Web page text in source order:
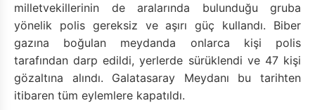
milletvekillerinin de aralarında bulunduğu gruba
yönelik polis gereksiz ve aşırı güç kullandı. Biber
gazına boğulan meydanda onlarca kişi polis
tarafından darp edildi, yerlerde sürüklendi ve 47 kişi
gözaltına alındı. Galatasaray Meydanı bu tarihten
itibaren tüm eylemlere kapatıldı.